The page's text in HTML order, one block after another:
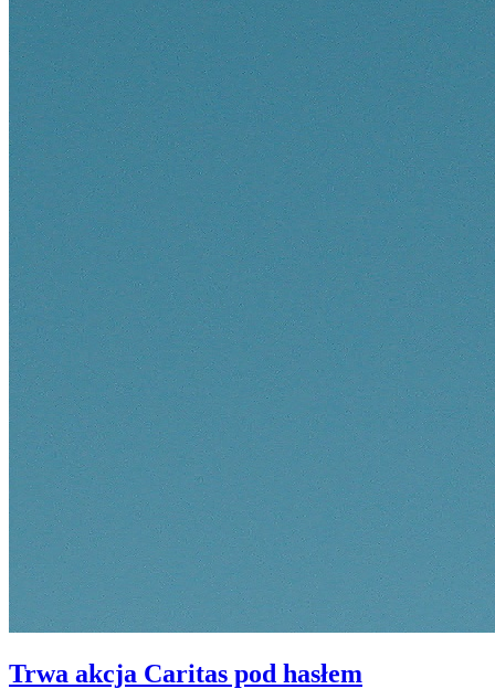
Trwa akcja Caritas pod hasłem